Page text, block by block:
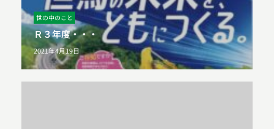
世の中のこと
Ｒ３年度・・・
2021年4月19日